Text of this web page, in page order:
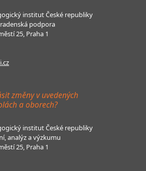
institut České republiky
podpora
25, Praha 1
změny v uvedených
a oborech?
institut České republiky
analýz a výzkumu
25, Praha 1